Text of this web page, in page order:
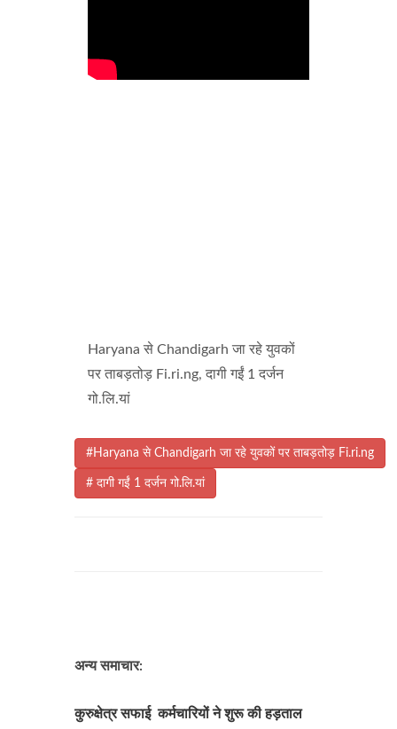
Haryana से Chandigarh जा रहे युवकों
पर ताबड़तोड़ Fi.ri.ng, दागी गईं 1 दर्जन
गो.लि.यां
#Haryana से Chandigarh जा रहे युवकों पर ताबड़तोड़ Fi.ri.ng
# दागी गईं 1 दर्जन गो.लि.यां
अन्य समाचार:
कुरुक्षेत्र सफाई कर्मचारियों ने शुरू की हड़ताल